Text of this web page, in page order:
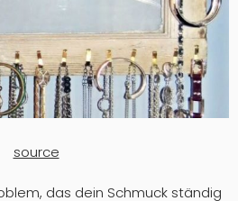
source
das dein Schmuck ständig